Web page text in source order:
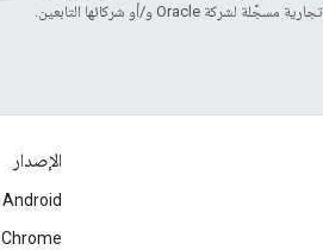
الإصدار
Android
Chrome